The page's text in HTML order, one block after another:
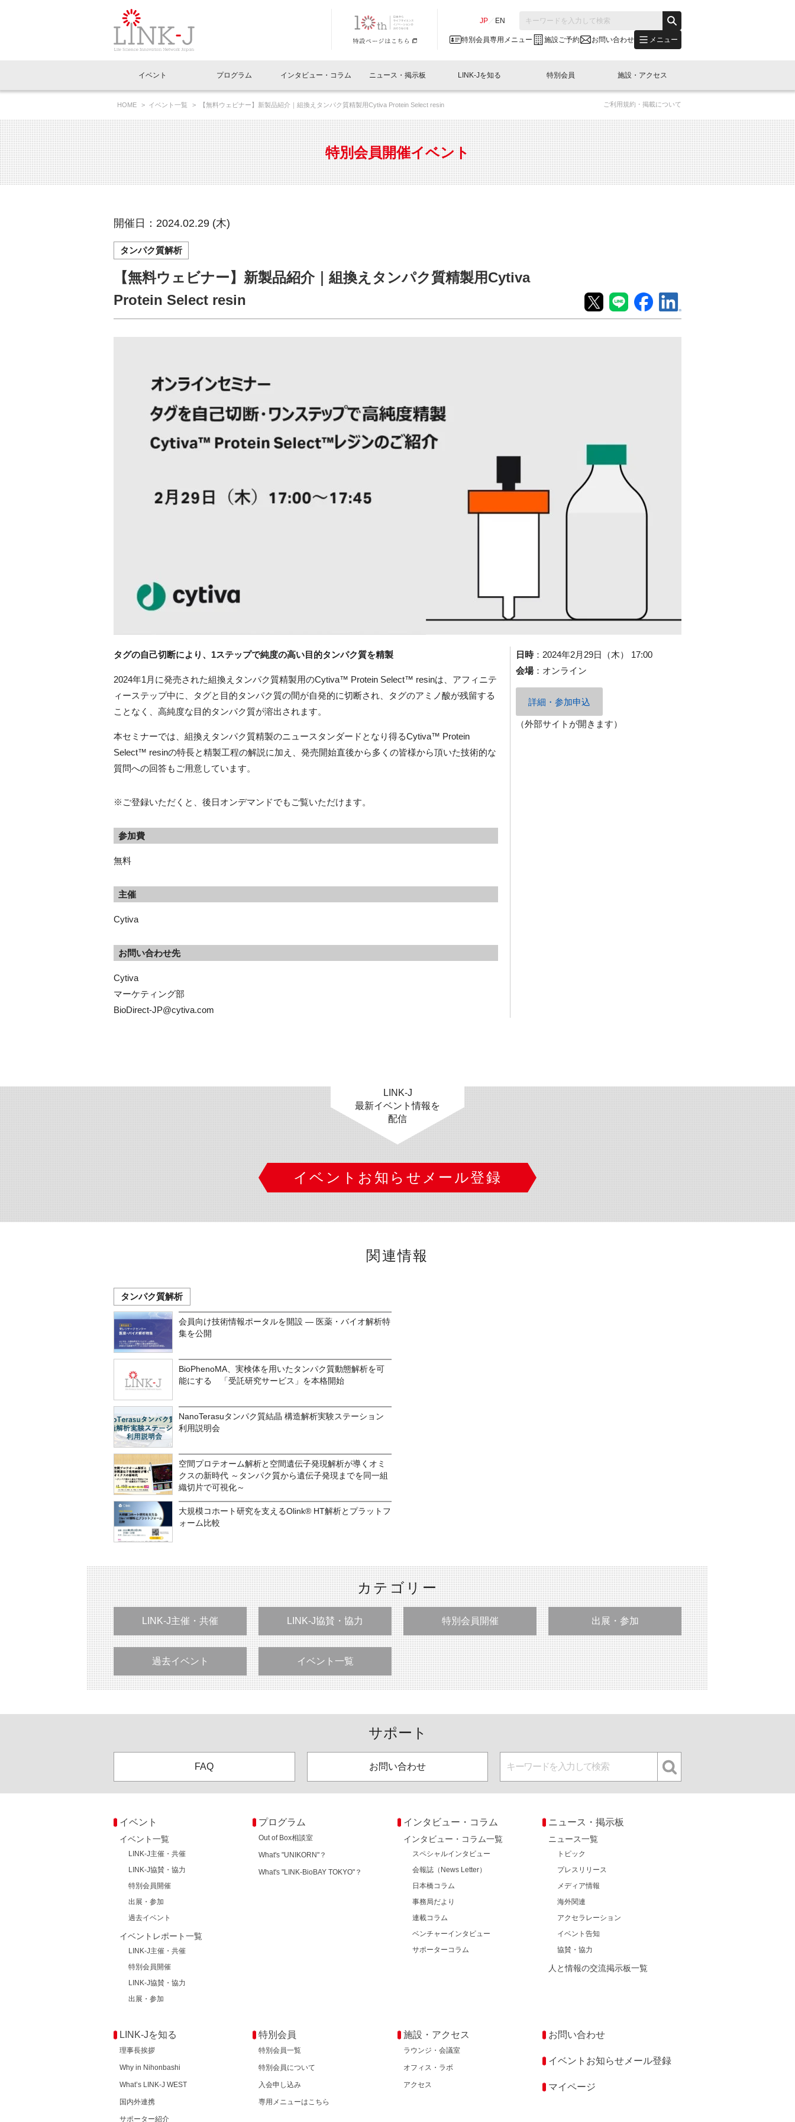
JP EN
特別会員専用メニュー 施設ご予約 お問い合わせ メニュー
イベントお知らせメール登録
閉じる
イベント
イベント一覧
LINK-J主催・共催 特別会員開催
LINK-J協賛・協力 出展・参加
イベントレポート一覧
LINK-J主催・共催 特別会員開催
LINK-J協賛・協力 出展・参加
プログラム
Out of Box相談室 What's "UNIKORN"？ What's "LINK-BioBAY TOKYO"？
インタビュー・コラム
インタビュー・コラム一覧
スペシャルインタビュー ベンチャーインタビュー 会報誌 (News Letter)
連載コラム サポーターコラム 日本橋コラム
ニュース・掲示板
ニュース一覧
トピック プレスリリース
メディア情報 海外関連
協賛・協力
人と情報の交流掲示板一覧
会員プレスリリース ニュース・事業紹介
募集 イベント
LINK-Jを知る
理事長挨拶 Why in Nihonbashi What’s LINK-J WEST
国内外連携 サポーター紹介 事業内容
組織概要 パンフレット GTB日本橋エリアについて
特別会員
特別会員一覧 特別会員について 入会申し込み
専用メニューはこちら
施設・アクセス
ラウンジ・会議室 オフィス・ラボ 施設ご予約
アクセス
HOME イベント一覧 【無料ウェビナー】新製品紹介｜組換えタンパク質精製用Cytiva Protein Select resin ご利用規約・掲載について
特別会員開催イベント
開催日：2024.02.29 (木)
タンパク質解析
【無料ウェビナー】新製品紹介｜組換えタンパク質精製用Cytiva
Protein Select resin
タグの自己切断により、1ステップで純度の高い目的タンパク質を精製
2024年1月に発売された組換えタンパク質精製用のCytiva™ Protein Select™ resinは、アフィニテ
ィーステップ中に、タグと目的タンパク質の間が自発的に切断され、タグのアミノ酸が残留する
ことなく、高純度な目的タンパク質が溶出されます。
本セミナーでは、組換えタンパク質精製のニュースタンダードとなり得るCytiva™ Protein
Select™ resinの特長と精製工程の解説に加え、発売開始直後から多くの皆様から頂いた技術的な
質問への回答もご用意しています。
※ご登録いただくと、後日オンデマンドでもご覧いただけます。
参加費
無料
主催
Cytiva
お問い合わせ先
Cytiva
マーケティング部
BioDirect-JP@cytiva.com
日時： 2024年2月29日（木） 17:00
会場： オンライン
詳細・参加申込
（外部サイトが開きます）
LINK-J
最新イベント情報を
配信
イベントお知らせメール登録
関連情報
タンパク質解析
会員向け技術情報ポータルを開設 ― 医薬・バイオ解析特
集を公開
BioPhenoMA、実検体を用いたタンパク質動態解析を可
能にする 「受託研究サービス」を本格開始
NanoTerasuタンパク質結晶 構造解析実験ステーション
利用説明会
空間プロテオーム解析と空間遺伝子発現解析が導くオミ
クスの新時代 ～タンパク質から遺伝子発現までを同一組
織切片で可視化～
大規模コホート研究を支えるOlink® HT解析とプラットフ
ォーム比較
カテゴリー
LINK-J主催・共催 LINK-J協賛・協力 特別会員開催 出展・参加
過去イベント イベント一覧
サポート
FAQ お問い合わせ
イベント
イベント一覧
LINK-J主催・共催
LINK-J協賛・協力
特別会員開催
出展・参加
過去イベント
イベントレポート一覧
LINK-J主催・共催
特別会員開催
LINK-J協賛・協力
出展・参加
プログラム
Out of Box相談室
What's "UNIKORN"？
What's "LINK-BioBAY TOKYO"？
インタビュー・コラム
インタビュー・コラム一覧
スペシャルインタビュー
会報誌（News Letter）
日本橋コラム
事務局だより
連載コラム
ベンチャーインタビュー
サポーターコラム
ニュース・掲示板
ニュース一覧
トピック
プレスリリース
メディア情報
海外関連
アクセラレーション
イベント告知
協賛・協力
人と情報の交流掲示板一覧
LINK-Jを知る
理事長挨拶
Why in Nihonbashi
What’s LINK-J WEST
国内外連携
サポーター紹介
特別会員
特別会員一覧
特別会員について
入会申し込み
専用メニューはこちら
施設・アクセス
ラウンジ・会議室
オフィス・ラボ
アクセス
お問い合わせ
イベントお知らせメール登録
マイページ